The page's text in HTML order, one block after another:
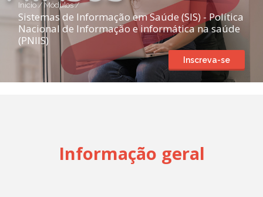
Transparência
Repositório
Ajuda
pt_br
Início / Módulos/
Sistemas de Informação em Saúde (SIS) - Política
Nacional de Informação e informática na saúde
(PNIIS)
Inscreva-se
Informação geral